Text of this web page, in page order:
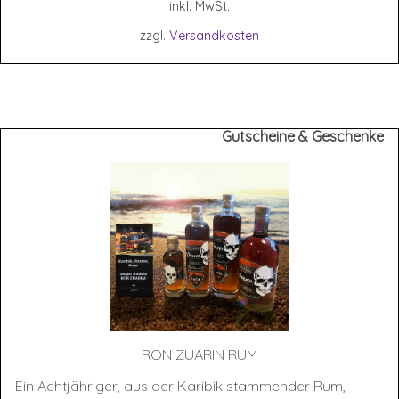
inkl. MwSt.
zzgl. Versandkosten
Gutscheine & Geschenke
RON ZUA­RIN RUM
Ein Achtjähriger, aus der Karibik stammender Rum,